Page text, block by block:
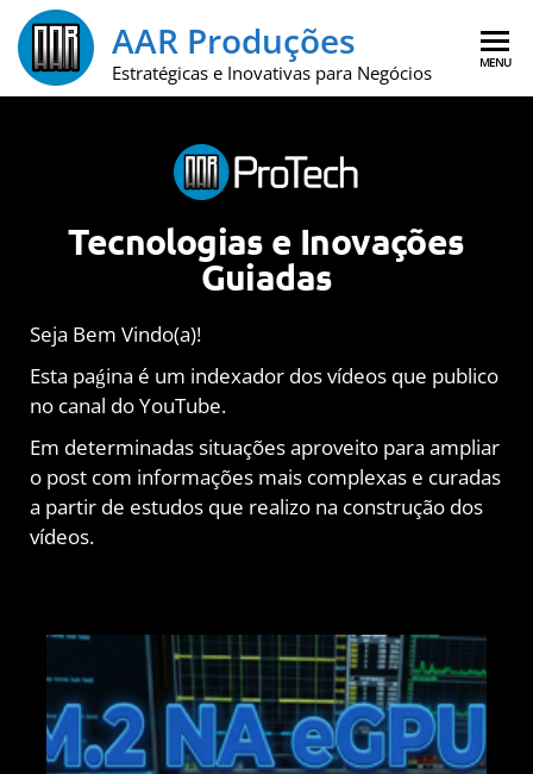
AAR Produções
Estratégicas e Inovativas para Negócios MENU
Tecnologias e Inovações
Guiadas
Seja Bem Vindo(a)!
Esta paǵina é um indexador dos vídeos que publico
no canal do YouTube.
Em determinadas situações aproveito para ampliar
o post com informações mais complexas e curadas
a partir de estudos que realizo na construção dos
vídeos.